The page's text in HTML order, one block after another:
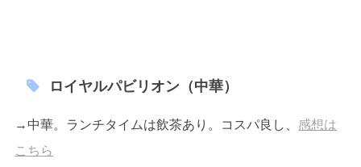
ロイヤルパビリオン（中華）
→中華。ランチタイムは飲茶あり。コスパ良し、 感想は
こちら